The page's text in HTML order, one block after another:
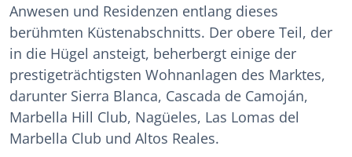
Anwesen und Residenzen entlang dieses
berühmten Küstenabschnitts. Der obere Teil, der
in die Hügel ansteigt, beherbergt einige der
prestigeträchtigsten Wohnanlagen des Marktes,
darunter Sierra Blanca, Cascada de Camoján,
Marbella Hill Club, Nagüeles, Las Lomas del
Marbella Club und Altos Reales.